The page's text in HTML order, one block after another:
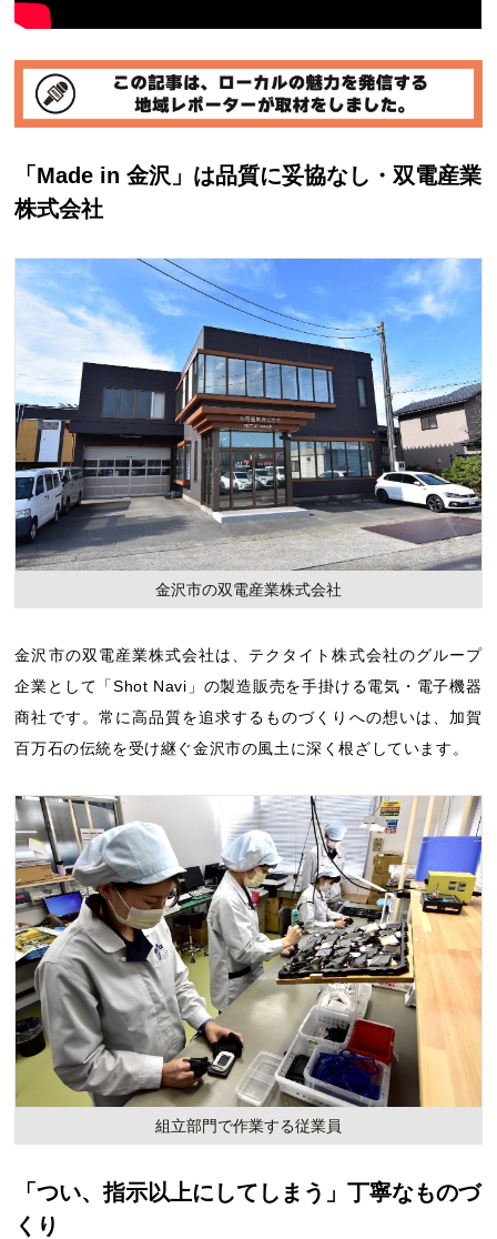
「Made in 金沢」は品質に妥協なし・双電産業
株式会社
金沢市の双電産業株式会社
金沢市の双電産業株式会社は、テクタイト株式会社のグループ
企業として「Shot Navi」の製造販売を手掛ける電気・電子機器
商社です。常に高品質を追求するものづくりへの想いは、加賀
百万石の伝統を受け継ぐ金沢市の風土に深く根ざしています。
組立部門で作業する従業員
「つい、指示以上にしてしまう」丁寧なものづ
くり